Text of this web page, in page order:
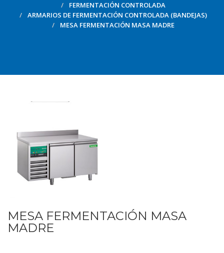
FERMENTACIÓN CONTROLADA
ARMARIOS DE FERMENTACIÓN CONTROLADA (BANDEJAS)
MESA FERMENTACIÓN MASA MADRE
MESA FERMENTACIÓN MASA
MADRE